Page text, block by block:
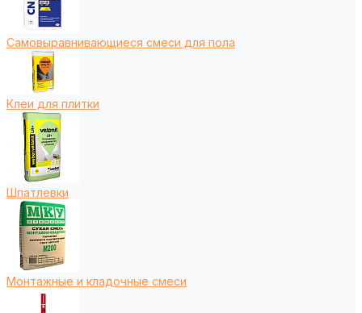
Самовыравнивающиеся смеси для пола
Клеи для плитки
Шпатлевки
Монтажные и кладочные смеси